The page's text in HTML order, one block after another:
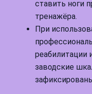
ставить ноги
тренажёра.
При
реабилитации
заводские